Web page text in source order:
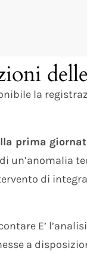
la
prima
un’anomalia
di
E’
a